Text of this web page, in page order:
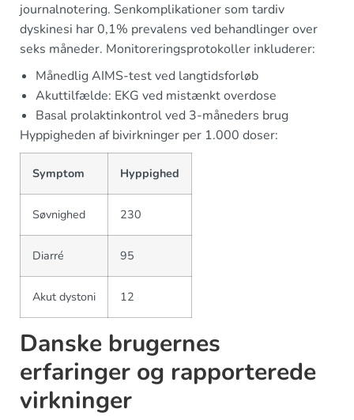
journalnotering. Senkomplikationer som tardiv
dyskinesi har 0,1% prevalens ved behandlinger over
seks måneder. Monitoreringsprotokoller inkluderer:
Månedlig AIMS-test ved langtidsforløb
Akuttilfælde: EKG ved mistænkt overdose
Basal prolaktinkontrol ved 3-måneders brug
Hyppigheden af bivirkninger per 1.000 doser:
Symptom Hyppighed
Søvnighed 230
Diarré 95
Akut dystoni 12
Danske brugernes
erfaringer og rapporterede
virkninger